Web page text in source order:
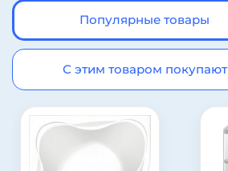
Популярные товары
С этим товаром покупают